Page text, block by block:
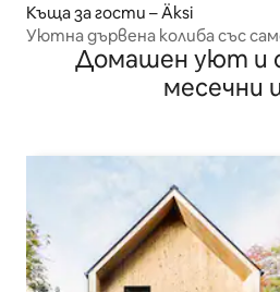
Къща за гости – Äksi
Уютна дървена колиба със
до езероДомашен уют и
месечни